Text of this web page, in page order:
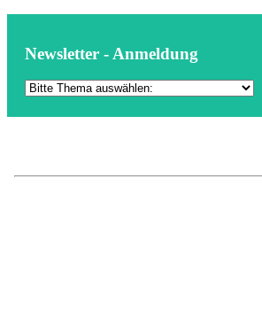
Newsletter - Anmeldung